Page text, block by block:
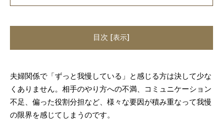
目次 [表示]
夫婦関係で「ずっと我慢している」と感じる方は決して少な
くありません。相手のやり方への不満、コミュニケーション
不足、偏った役割分担など、様々な要因が積み重なって我慢
の限界を感じてしまうのです。